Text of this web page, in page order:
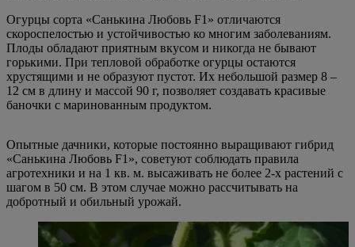
Огурцы сорта «Санькина Любовь F1» отличаются
скороспелостью и устойчивостью ко многим заболеваниям.
Плоды обладают приятным вкусом и никогда не бывают
горькими. При тепловой обработке огурцы остаются
хрустящими и не образуют пустот. Их небольшой размер 8 –
12 см в длину и массой 90 г, позволяет создавать красивые
баночки с маринованным продуктом.
Опытные дачники, которые постоянно выращивают гибрид
«Санькина Любовь F1», советуют соблюдать правила
агротехники и на 1 кв. м. высаживать не более 2-х растений с
шагом в 50 см. В этом случае можно рассчитывать на
добротный и обильный урожай.